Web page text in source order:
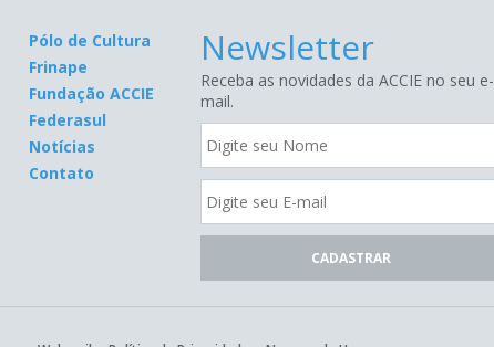
Pólo de Cultura
Frinape
Fundação ACCIE
Federasul
Notícias
Contato
Newsletter
Receba as novidades da ACCIE no seu e-
mail.